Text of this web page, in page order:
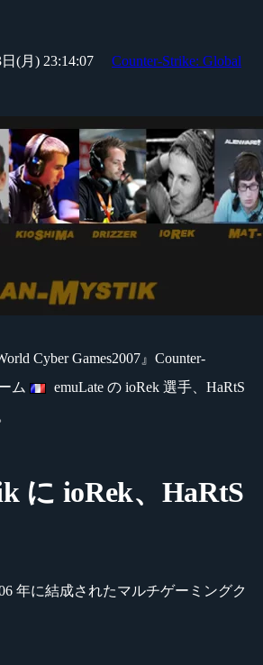
(月) 23:14:07
Counter-Strike: Global
Cyber Games2007』Counter-
ム
emuLate の ioRek 選手、HaRtS
に ioRek、HaRtS
年に結成されたマルチゲーミングク